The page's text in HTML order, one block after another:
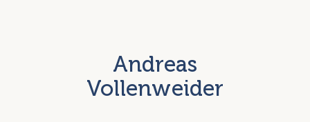
Andreas
Vollenweider